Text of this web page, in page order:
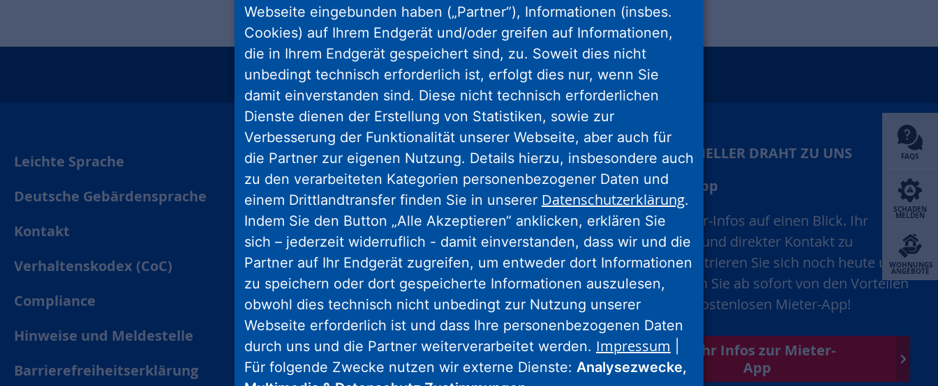
FAQS
SCHADEN
MELDEN
WOHNUNGS
ANGEBOTE
instagramfacebook youtube linkedin kununu
Leichte Sprache
Deutsche Gebärdensprache
Kontakt
Verhaltenskodex (CoC)
Compliance
Hinweise und Meldestelle
Barrierefreiheitserklärung
Nassauische Heimstätte Wohnungs- und
Entwicklungsgesellschaft mbH
Schaumainkai 47
60596 Frankfurt am Main
Tel.: 069 678674-0
Hinweis: Wegen Umbaumaßnahmen
geschlossen.Weitere Informationen.
Wohnstadt Stadtentwicklungs- und
Wohnungsbaugesellschaft Hessen mbH
IHR SCHNELLER DRAHT ZU UNS
Mieter-App
Alle Mieter-Infos auf einen Blick. Ihr
schneller und direkter Kontakt zu
uns. Registrieren Sie sich noch heute und
profitieren Sie ab sofort von den Vorteilen
unserer kostenlosen Mieter-App!
Mehr Infos zur Mieter-
App
Webseite eingebunden haben („Partner“), Informationen (insbes.
Cookies) auf Ihrem Endgerät und/oder greifen auf Informationen,
die in Ihrem Endgerät gespeichert sind, zu. Soweit dies nicht
unbedingt technisch erforderlich ist, erfolgt dies nur, wenn Sie
damit einverstanden sind. Diese nicht technisch erforderlichen
Dienste dienen der Erstellung von Statistiken, sowie zur
Verbesserung der Funktionalität unserer Webseite, aber auch für
die Partner zur eigenen Nutzung. Details hierzu, insbesondere auch
zu den verarbeiteten Kategorien personenbezogener Daten und
einem Drittlandtransfer finden Sie in unserer Datenschutzerklärung.
Indem Sie den Button „Alle Akzeptieren“ anklicken, erklären Sie
sich – jederzeit widerruflich - damit einverstanden, dass wir und die
Partner auf Ihr Endgerät zugreifen, um entweder dort Informationen
zu speichern oder dort gespeicherte Informationen auszulesen,
obwohl dies technisch nicht unbedingt zur Nutzung unserer
Webseite erforderlich ist und dass Ihre personenbezogenen Daten
durch uns und die Partner weiterverarbeitet werden. Impressum
Für folgende Zwecke nutzen wir externe Dienste: Analysezwecke,